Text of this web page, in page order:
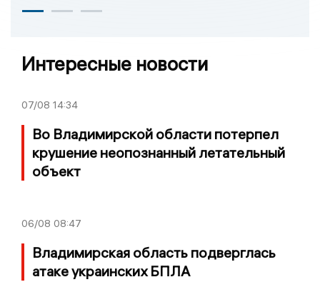
Интересные новости
07/08 14:34
Во Владимирской области потерпел
крушение неопознанный летательный
объект
06/08 08:47
Владимирская область подверглась
атаке украинских БПЛА